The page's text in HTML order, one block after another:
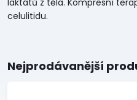
laktátů z těla. Kompresní
celulitidu.
Nejprodávanější